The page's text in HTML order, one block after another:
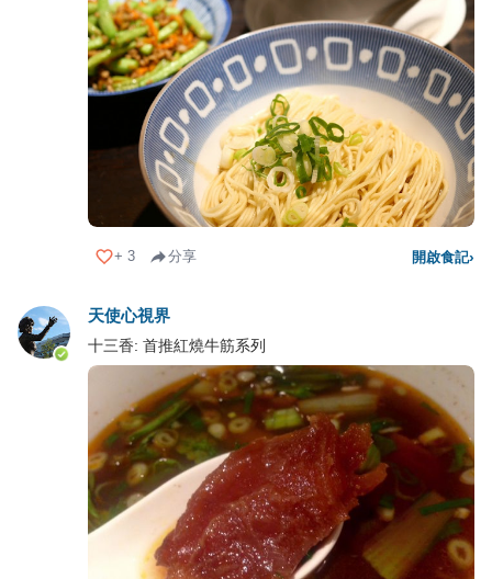
+ 3 分享 開啟食記›
天使心視界
十三香: 首推紅燒牛筋系列